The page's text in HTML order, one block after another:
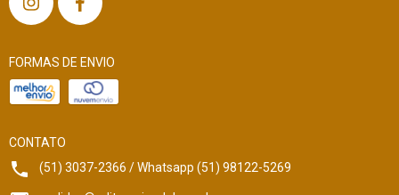
FORMAS DE ENVIO
CONTATO
(51) 3037-2366 / Whatsapp (51) 98122-5269